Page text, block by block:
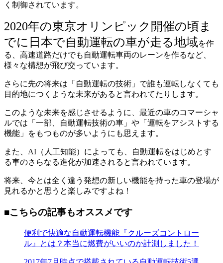
く制御されています。
2020年の東京オリンピック開催の頃ま
でに日本で自動運転の車が走る地域を作
る、高速道路だけでも自動運転車両のレーンを作るなど、
様々な構想が飛び交っています。
さらに先の将来は「自動運転の技術」で誰も運転しなくても
目的地につくような未来があると言われてたりします。
このような未来を感じさせるように、最近の車のコマーシャ
ルでは「一部、自動運転技術の車」や「運転をアシストする
機能」をもつものが多いようにも思えます。
また、AI（人工知能）によっても、自動運転をはじめとす
る車のさらなる進化が加速されると言われています。
将来、今とは全く違う発想の新しい機能を持った車の登場が
見れるかと思うと楽しみですよね！
■こちらの記事もオススメです
便利で快適な自動運転機能『クルーズコントロー
ル』とは？本当に燃費がいいのか計測しました！